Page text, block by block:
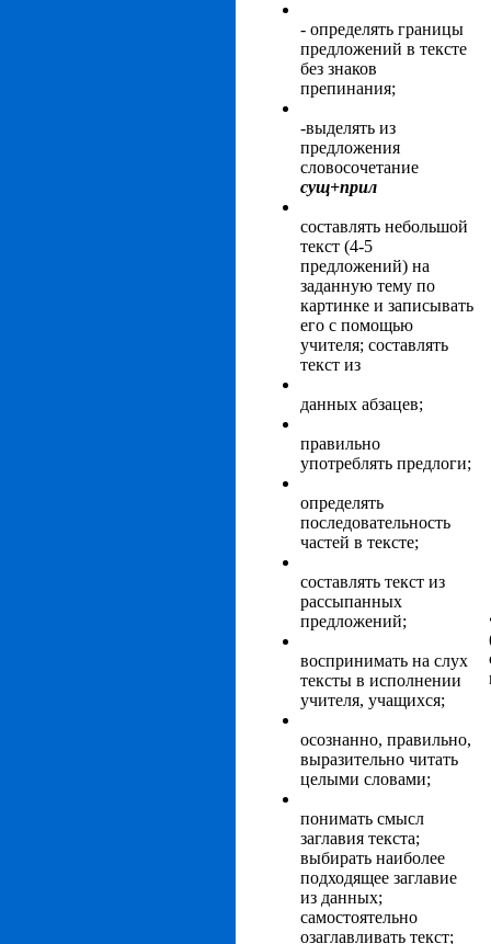
- определять границы
предложений в тексте
без знаков
препинания;
-выделять из
предложения
словосочетание
сущ+прил
составлять небольшой
текст (4-5
предложений) на
заданную тему по
картинке и записывать
его с помощью
учителя; составлять
текст из
данных абзацев;
правильно
употреблять предлоги;
определять
последовательность
частей в тексте;
составлять текст из
рассыпанных
предложений;
воспринимать на слух
тексты в исполнении
учителя, учащихся;
осознанно, правильно,
выразительно читать
целыми словами;
понимать смысл
заглавия текста;
выбирать наиболее
подходящее заглавие
из данных;
самостоятельно
озаглавливать текст;